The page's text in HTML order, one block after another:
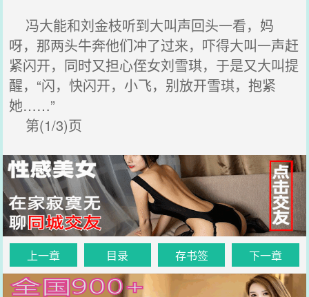
冯大能和刘金枝听到大叫声回头一看，妈
呀，那两头牛奔他们冲了过来，吓得大叫一声赶
紧闪开，同时又担心侄女刘雪琪，于是又大叫提
醒，“闪，快闪开，小飞，别放开雪琪，抱紧
她……”
第(1/3)页
上一章 目录 存书签 下一章